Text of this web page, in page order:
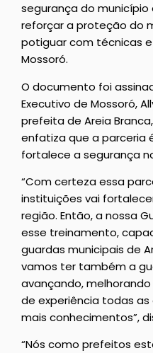
segurança do município
reforçar a proteção do
potiguar com técnicas
Mossoró.
O documento foi
Executivo de Mossoró,
prefeita de Areia
enfatiza que a parceria
fortalece a segurança
“Com certeza essa
instituições vai
região. Então, a nossa
esse treinamento,
guardas municipais de
vamos ter também a
avançando,
de experiência todas
mais conhecimentos”,
“Nós como prefeitos